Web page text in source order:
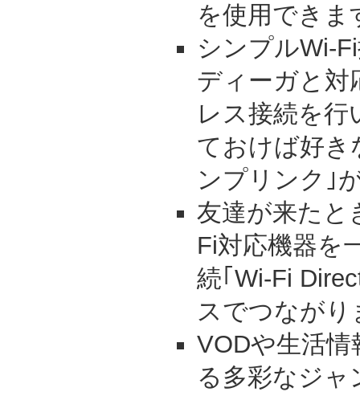
を使用できま
シンプルWi-
ディーガと対
レス接続を行
ておけば好き
ンプリンク｣
友達が来たと
Fi対応機器を
続｢Wi-Fi
スでつながり
VODや生活
る多彩なジ